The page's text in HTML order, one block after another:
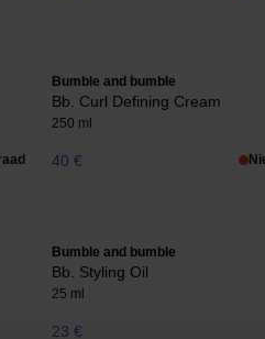
Bumble and bumble
Bb. Curl Defining Cream
250 ml
40 €
Bumble and bumble
Bb. Styling Oil
25 ml
23 €